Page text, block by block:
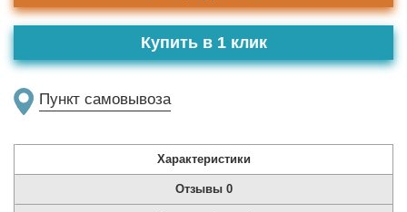
Пункт самовывоза
Купить в 1 клик
Характеристики
Отзывы 0